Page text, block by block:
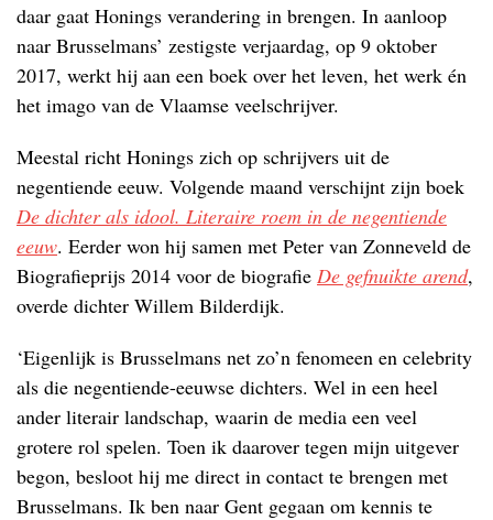
daar gaat Honings verandering in brengen. In aanloop
naar Brusselmans’ zestigste verjaardag, op 9 oktober
2017, werkt hij aan een boek over het leven, het werk én
het imago van de Vlaamse veelschrijver.
Meestal richt Honings zich op schrijvers uit de
negentiende eeuw. Volgende maand verschijnt zijn boek
De dichter als idool. Literaire roem in de negentiende
eeuw. Eerder won hij samen met Peter van Zonneveld de
Biografieprijs 2014 voor de biografie De gefnuikte arend,
overde dichter Willem Bilderdijk.
‘Eigenlijk is Brusselmans net zo’n fenomeen en celebrity
als die negentiende-eeuwse dichters. Wel in een heel
ander literair landschap, waarin de media een veel
grotere rol spelen. Toen ik daarover tegen mijn uitgever
begon, besloot hij me direct in contact te brengen met
Brusselmans. Ik ben naar Gent gegaan om kennis te